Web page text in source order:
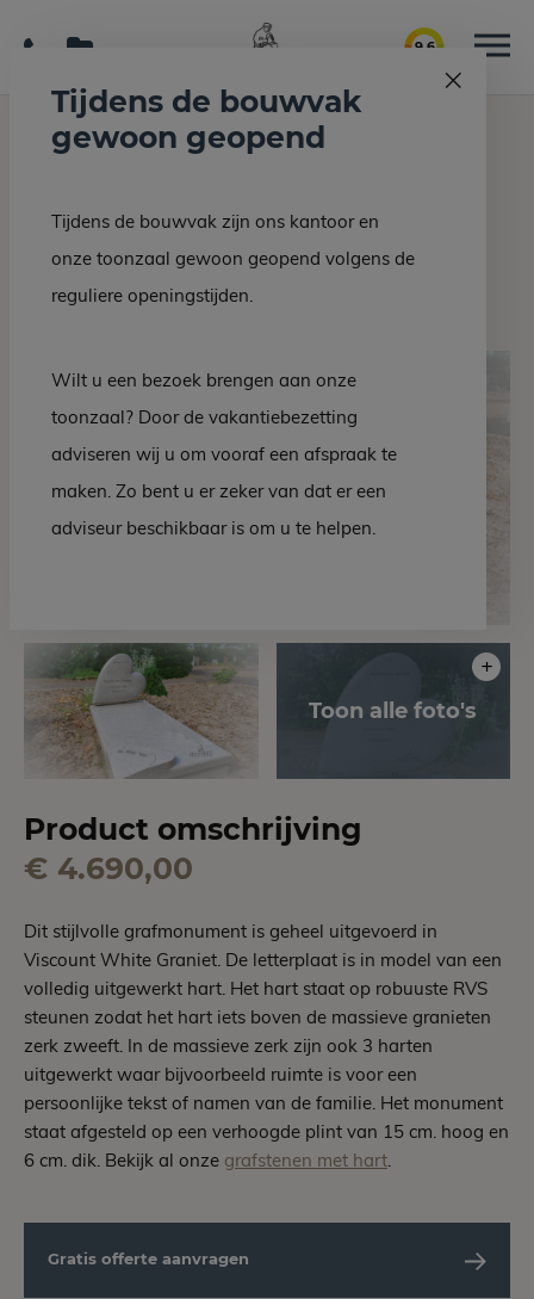
9.6
Home Grafmonumenten Grafsteen EM 509-20
Grafsteen EM 509-20
Product omschrijving
€ 4.690,00
Dit stijlvolle grafmonument is geheel uitgevoerd in
Viscount White Graniet. De letterplaat is in model van een
volledig uitgewerkt hart. Het hart staat op robuuste RVS
steunen zodat het hart iets boven de massieve granieten
zerk zweeft. In de massieve zerk zijn ook 3 harten
uitgewerkt waar bijvoorbeeld ruimte is voor een
persoonlijke tekst of namen van de familie. Het monument
staat afgesteld op een verhoogde plint van 15 cm. hoog en
6 cm. dik. Bekijk al onze grafstenen met hart.
Gratis offerte aanvragen
Tijdens de bouwvak
gewoon geopend
Tijdens de bouwvak zijn ons kantoor en
onze toonzaal gewoon geopend volgens de
reguliere openingstijden.
Wilt u een bezoek brengen aan onze
toonzaal? Door de vakantiebezetting
adviseren wij u om vooraf een afspraak te
maken. Zo bent u er zeker van dat er een
adviseur beschikbaar is om u te helpen.